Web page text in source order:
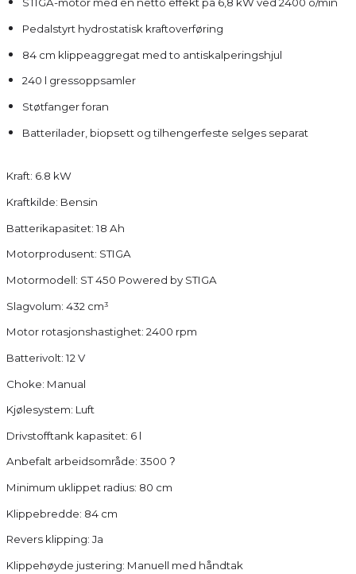
STIGA-motor med en netto effekt på 6,8 kW ved 2400 o/min
Pedalstyrt hydrostatisk kraftoverføring
84 cm klippeaggregat med to antiskalperingshjul
240 l gressoppsamler
Støtfanger foran
Batterilader, biopsett og tilhengerfeste selges separat
Kraft: 6.8 kW
Kraftkilde: Bensin
Batterikapasitet: 18 Ah
Motorprodusent: STIGA
Motormodell: ST 450 Powered by STIGA
Slagvolum: 432 cm³
Motor rotasjonshastighet: 2400 rpm
Batterivolt: 12 V
Choke: Manual
Kjølesystem: Luft
Drivstofftank kapasitet: 6 l
Anbefalt arbeidsområde: 3500 ?
Minimum uklippet radius: 80 cm
Klippebredde: 84 cm
Revers klipping: Ja
Klippehøyde justering: Manuell med håndtak